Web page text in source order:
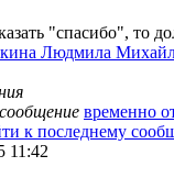
"спасибо", то
Людмила
временно
к последнему
11:42